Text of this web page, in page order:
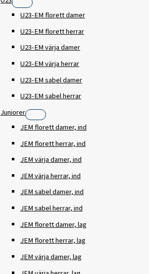
U23-EM florett damer
U23-EM florett herrar
U23-EM värja damer
U23-EM värja herrar
U23-EM sabel damer
U23-EM sabel herrar
Juniorer
JEM florett damer, ind
JEM florett herrar, ind
JEM värja damer, ind
JEM värja herrar, ind
JEM sabel damer, ind
JEM sabel herrar, ind
JEM florett damer, lag
JEM florett herrar, lag
JEM värja damer, lag